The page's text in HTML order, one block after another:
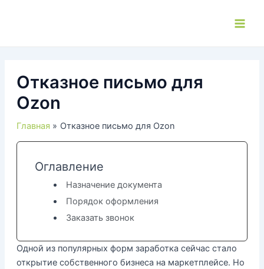
Отказное письмо для
Ozon
Главная Отказное письмо для Ozon
Оглавление
Назначение документа
Порядок оформления
Заказать звонок
Одной из популярных форм заработка сейчас стало
открытие собственного бизнеса на маркетплейсе. Но